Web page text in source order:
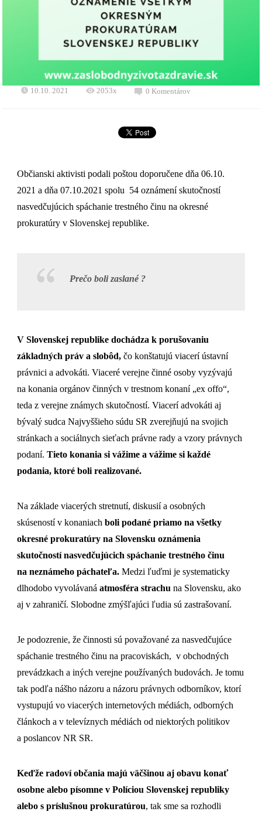
10.10. 2021 2053x 0 Komentárov
Občianski aktivisti podali poštou doporučene dňa 06.10.
2021 a dňa 07.10.2021 spolu 54 oznámení skutočností
nasvedčujúcich spáchanie trestného činu na okresné
prokuratúry v Slovenskej republike.
Prečo boli zaslané ?
V Slovenskej republike dochádza k porušovaniu
základných práv a slobôd, čo konštatujú viacerí ústavní
právnici a advokáti. Viaceré verejne činné osoby vyzývajú
na konania orgánov činných v trestnom konaní „ex offo“,
teda z verejne známych skutočností. Viacerí advokáti aj
bývalý sudca Najvyššieho súdu SR zverejňujú na svojich
stránkach a sociálnych sieťach právne rady a vzory právnych
podaní.Tieto konania si vážime a vážime si každé
podania, ktoré boli realizované.
Na základe viacerých stretnutí, diskusií a osobných
skúseností v konaniachboli podané priamo na všetky
okresné prokuratúry na Slovensku oznámenia
skutočností nasvedčujúcich spáchanie trestného činu
na neznámeho páchateľa. Medzi ľuďmi je systematicky
dlhodobo vyvolávanáatmosféra strachu na Slovensku, ako
aj v zahraničí. Slobodne zmýšľajúci ľudia sú zastrašovaní.
Je podozrenie, že činnosti sú považované za nasvedčujúce
spáchanie trestného činu na pracoviskách, v obchodných
prevádzkach a iných verejne používaných budovách. Je tomu
tak podľa nášho názoru a názoru právnych odborníkov, ktorí
vystupujú vo viacerých internetových médiách, odborných
článkoch a v televíznych médiách od niektorých politikov
a poslancov NR SR.
Keďže radoví občania majú väčšinou aj obavu konať
osobne alebo písomne v Políciou Slovenskej republiky
alebo s príslušnou prokuratúrou, tak sme sa rozhodli